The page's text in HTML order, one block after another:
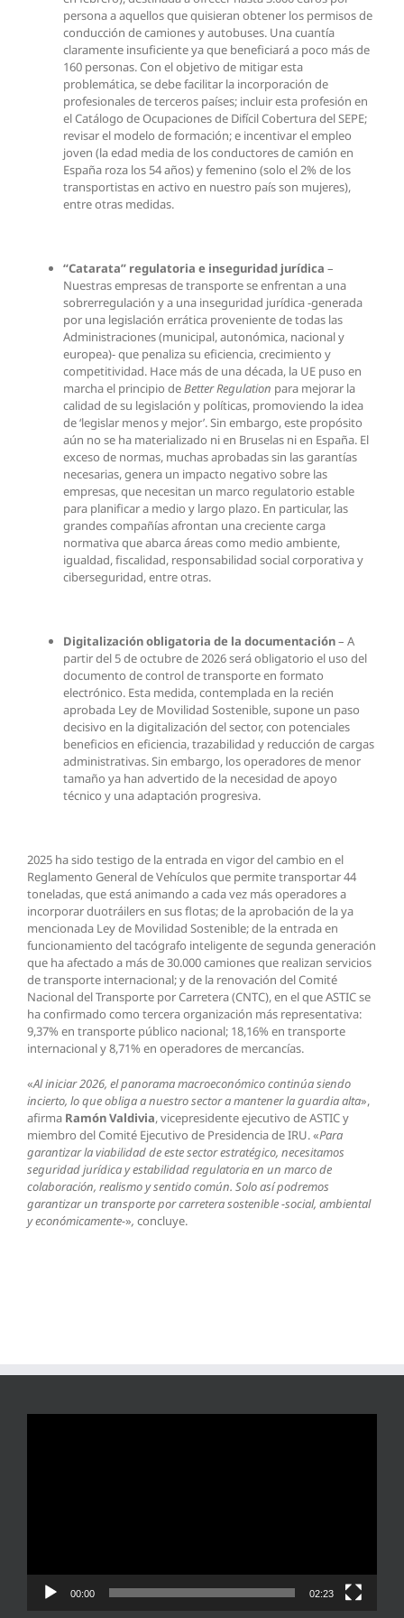
persona a aquellos que quisieran obtener los permisos de
conducción de camiones y autobuses. Una cuantía
claramente insuficiente ya que beneficiará a poco más de
160 personas. Con el objetivo de mitigar esta
problemática, se debe facilitar la incorporación de
profesionales de terceros países; incluir esta profesión en
el Catálogo de Ocupaciones de Difícil Cobertura del SEPE;
revisar el modelo de formación; e incentivar el empleo
joven (la edad media de los conductores de camión en
España roza los 54 años) y femenino (solo el 2% de los
transportistas en activo en nuestro país son mujeres),
entre otras medidas.
“Catarata” regulatoria e inseguridad jurídica –
Nuestras empresas de transporte se enfrentan a una
sobrerregulación y a una inseguridad jurídica -generada
por una legislación errática proveniente de todas las
Administraciones (municipal, autonómica, nacional y
europea)- que penaliza su eficiencia, crecimiento y
competitividad. Hace más de una década, la UE puso en
marcha el principio deBetter Regulation para mejorar la
calidad de su legislación y políticas, promoviendo la idea
de ‘legislar menos y mejor’. Sin embargo, este propósito
aún no se ha materializado ni en Bruselas ni en España. El
exceso de normas, muchas aprobadas sin las garantías
necesarias, genera un impacto negativo sobre las
empresas, que necesitan un marco regulatorio estable
para planificar a medio y largo plazo. En particular, las
grandes compañías afrontan una creciente carga
normativa que abarca áreas como medio ambiente,
igualdad, fiscalidad, responsabilidad social corporativa y
ciberseguridad, entre otras.
Digitalización obligatoria de la documentación– A
partir del 5 de octubre de 2026 será obligatorio el uso del
documento de control de transporte en formato
electrónico. Esta medida, contemplada en la recién
aprobada Ley de Movilidad Sostenible, supone un paso
decisivo en la digitalización del sector, con potenciales
beneficios en eficiencia, trazabilidad y reducción de cargas
administrativas. Sin embargo, los operadores de menor
tamaño ya han advertido de la necesidad de apoyo
técnico y una adaptación progresiva.
2025 ha sido testigo de la entrada en vigor del cambio en el
Reglamento General de Vehículos que permite transportar 44
toneladas, que está animando a cada vez más operadores a
incorporar duotráilers en sus flotas; de la aprobación de la ya
mencionada Ley de Movilidad Sostenible; de la entrada en
funcionamiento del tacógrafo inteligente de segunda generación
que ha afectado a más de 30.000 camiones que realizan servicios
de transporte internacional; y de la renovación del Comité
Nacional del Transporte por Carretera (CNTC), en el que ASTIC se
ha confirmado como tercera organización más representativa:
9,37% en transporte público nacional; 18,16% en transporte
internacional y 8,71% en operadores de mercancías.
«Al iniciar 2026, el panorama macroeconómico continúa siendo
incierto, lo que obliga a nuestro sector a mantener la guardia alta»,
afirma Ramón Valdivia, vicepresidente ejecutivo de ASTIC y
miembro del Comité Ejecutivo de Presidencia de IRU. «Para
garantizar la viabilidad de este sector estratégico, necesitamos
seguridad jurídica y estabilidad regulatoria en un marco de
colaboración, realismo y sentido común. Solo así podremos
garantizar un transporte por carretera sostenible -social, ambiental
y económicamente-», concluye.
00:00 02:23